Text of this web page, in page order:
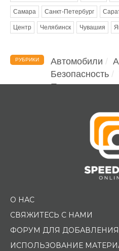
Самара Санкт-Петербург
Центр Челябинск Чувашия
РУБРИКИ Автомобили
Безопасность
Помощь
О НАС
СВЯЖИТЕСЬ С НАМИ
ФОРУМ ДЛЯ
ИСПОЛЬЗОВАНИЕ